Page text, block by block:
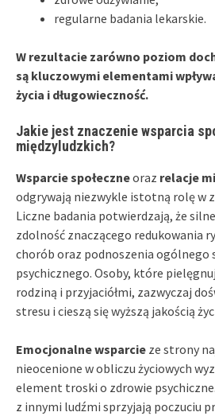
regularne badania lekarskie.
W rezultacie zarówno poziom
są kluczowymi elementami
życia i długowieczność.
Jakie jest znaczenie wsparcia
międzyludzkich?
Wsparcie społeczneoraz relacje
odgrywają niezwykle istotną rolę w
Liczne badania potwierdzają, że
zdolność znaczącego redukowania
chorób oraz podnoszenia ogólnego
psychicznego. Osoby, które
rodziną i przyjaciółmi, zazwyczaj
stresu i cieszą się wyższą jakością
Emocjonalne wsparcie ze strony
nieocenione w obliczu życiowych
element troski o zdrowie
z innymi ludźmi sprzyjają poczuciu